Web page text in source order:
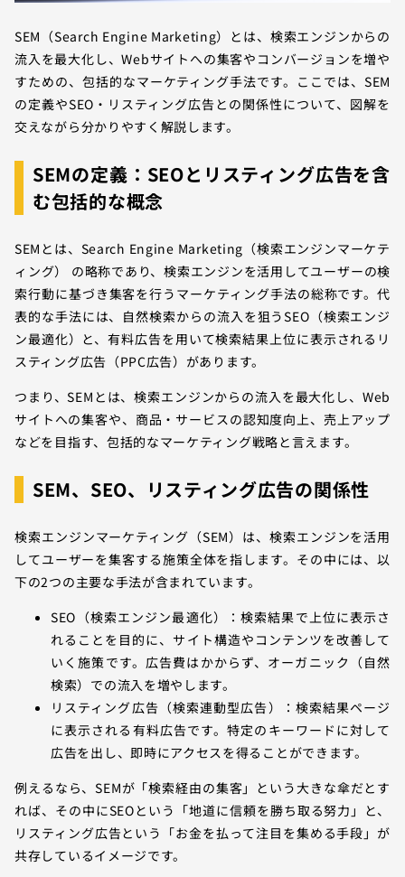
SEM（Search Engine Marketing）とは、検索エンジンからの
流入を最大化し、Webサイトへの集客やコンバージョンを増や
すための、包括的なマーケティング手法です。ここでは、SEM
の定義やSEO・リスティング広告との関係性について、図解を
交えながら分かりやすく解説します。
SEMの定義：SEOとリスティング広告を含
む包括的な概念
SEMとは、Search Engine Marketing（検索エンジンマーケテ
ィング） の略称であり、検索エンジンを活用してユーザーの検
索行動に基づき集客を行うマーケティング手法の総称です。代
表的な手法には、自然検索からの流入を狙うSEO（検索エンジ
ン最適化）と、有料広告を用いて検索結果上位に表示されるリ
スティング広告（PPC広告）があります。
つまり、SEMとは、検索エンジンからの流入を最大化し、Web
サイトへの集客や、商品・サービスの認知度向上、売上アップ
などを目指す、包括的なマーケティング戦略と言えます。
SEM、SEO、リスティング広告の関係性
検索エンジンマーケティング（SEM）は、検索エンジンを活用
してユーザーを集客する施策全体を指します。その中には、以
下の2つの主要な手法が含まれています。
SEO（検索エンジン最適化）：検索結果で上位に表示さ
れることを目的に、サイト構造やコンテンツを改善して
いく施策です。広告費はかからず、オーガニック（自然
検索）での流入を増やします。
リスティング広告（検索連動型広告）：検索結果ページ
に表示される有料広告です。特定のキーワードに対して
広告を出し、即時にアクセスを得ることができます。
例えるなら、SEMが「検索経由の集客」という大きな傘だとす
れば、その中にSEOという「地道に信頼を勝ち取る努力」と、
リスティング広告という「お金を払って注目を集める手段」が
共存しているイメージです。